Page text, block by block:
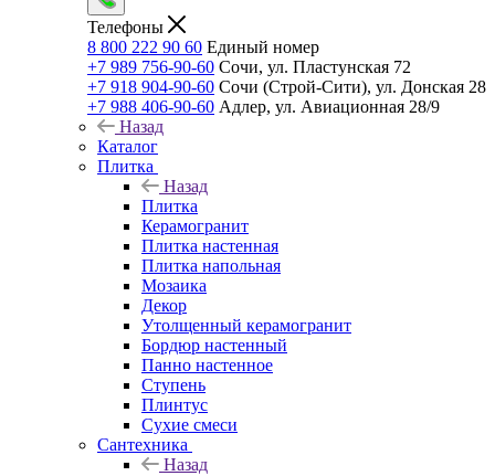
Телефоны
8 800 222 90 60 Единый номер
+7 989 756-90-60 Сочи, ул. Пластунская 72
+7 918 904-90-60 Сочи (Строй-Сити), ул. Донская 28
+7 988 406-90-60 Адлер, ул. Авиационная 28/9
Назад
Каталог
Плитка
Назад
Плитка
Керамогранит
Плитка настенная
Плитка напольная
Мозаика
Декор
Утолщенный керамогранит
Бордюр настенный
Панно настенное
Ступень
Плинтус
Сухие смеси
Сантехника
Назад